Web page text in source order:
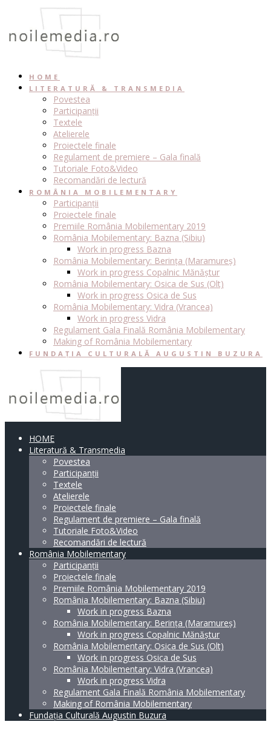
content
HOME
LITERATURĂ & TRANSMEDIA
Povestea
Participanții
Textele
Atelierele
Proiectele finale
Regulament de premiere – Gala finală
Tutoriale Foto&Video
Recomandări de lectură
ROMÂNIA MOBILEMENTARY
Participanții
Proiectele finale
Premiile România Mobilementary 2019
România Mobilementary: Bazna (Sibiu)
Work in progress Bazna
România Mobilementary: Berința (Maramureș)
Work in progress Copalnic Mănăștur
România Mobilementary: Osica de Sus (Olt)
Work in progress Osica de Sus
România Mobilementary: Vidra (Vrancea)
Work in progress Vidra
Regulament Gala Finală România Mobilementary
Making of România Mobilementary
FUNDAȚIA CULTURALĂ AUGUSTIN BUZURA
HOME
Literatură & Transmedia
Povestea
Participanții
Textele
Atelierele
Proiectele finale
Regulament de premiere – Gala finală
Tutoriale Foto&Video
Recomandări de lectură
România Mobilementary
Participanții
Proiectele finale
Premiile România Mobilementary 2019
România Mobilementary: Bazna (Sibiu)
Work in progress Bazna
România Mobilementary: Berința (Maramureș)
Work in progress Copalnic Mănăștur
România Mobilementary: Osica de Sus (Olt)
Work in progress Osica de Sus
România Mobilementary: Vidra (Vrancea)
Work in progress Vidra
Regulament Gala Finală România Mobilementary
Making of România Mobilementary
Fundația Culturală Augustin Buzura